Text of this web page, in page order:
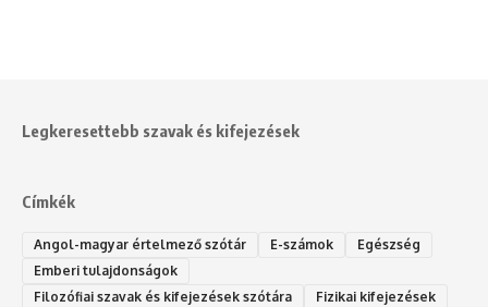
Legkeresettebb szavak és kifejezések
Címkék
Angol-magyar értelmező szótár E-számok
Egészség
Emberi tulajdonságok
Filozófiai szavak és kifejezések szótára
Fizikai kifejezések